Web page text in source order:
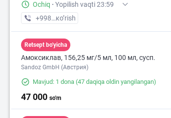
Ochiq · Yopilish vaqti 23:59
+998 (90) XXX-XX-XX
кo’rish
Retsept bo'yicha
Амоксиклав, 156,25 мг/5 мл, 100 мл, сусп.
Sandoz GmbH (Австрия)
Mavjud: 1 dona (47 daqiqa oldin yangilangan)
47 000 so'm